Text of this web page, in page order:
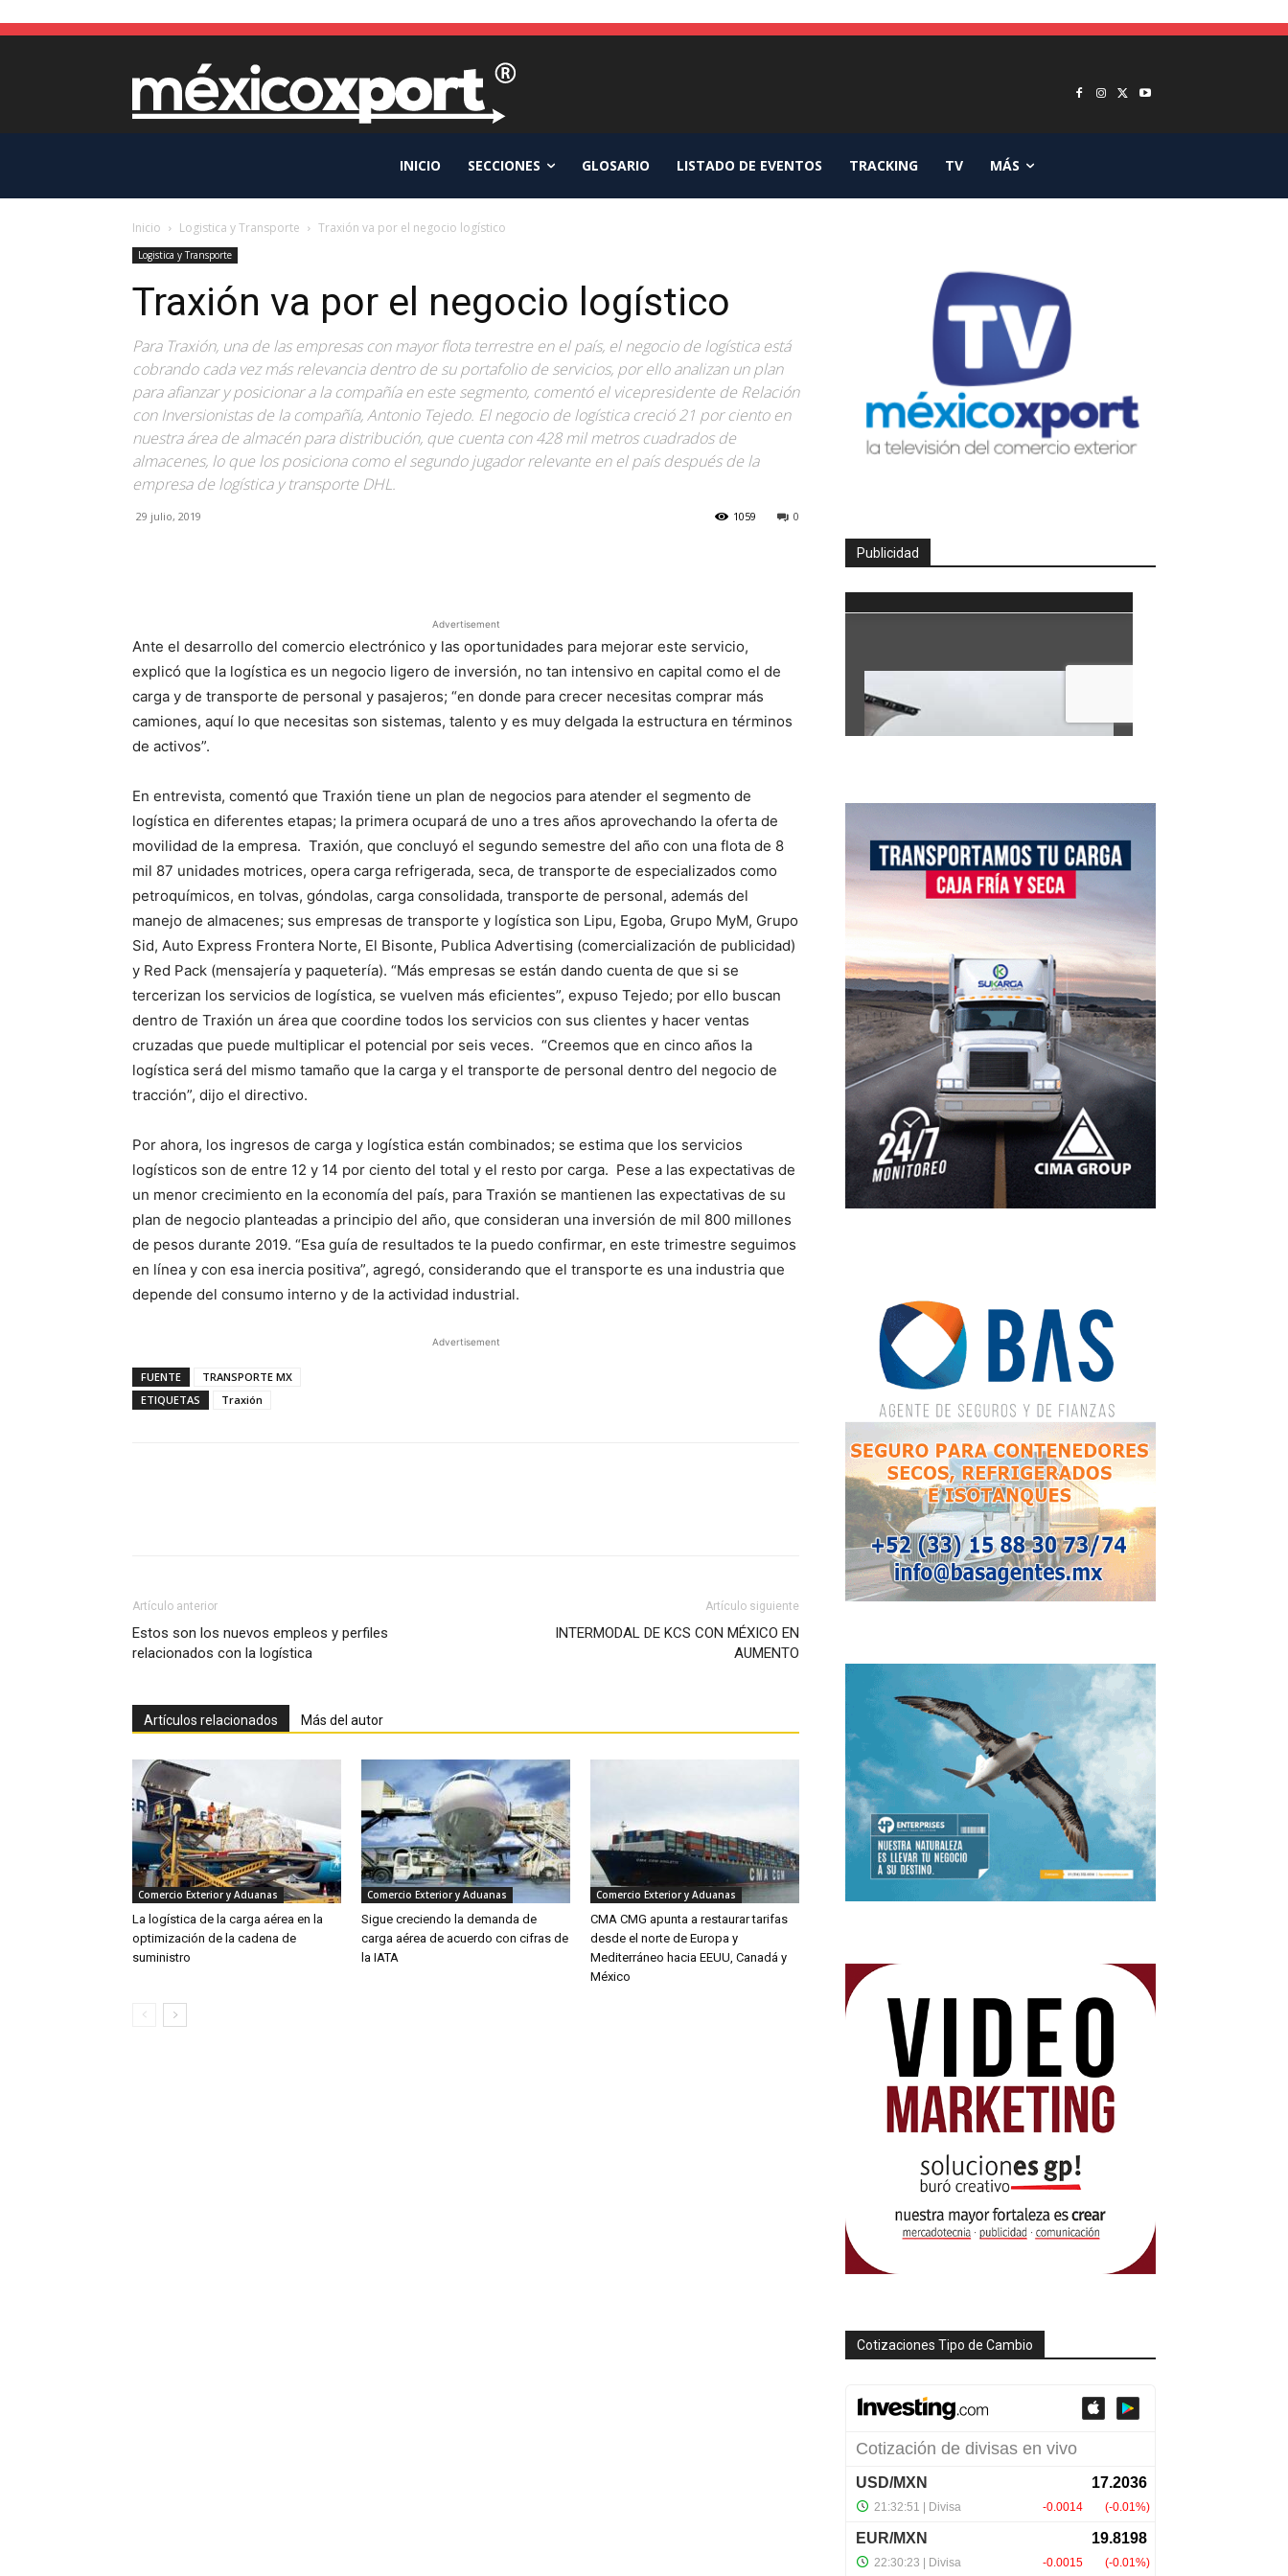
INICIO SECCIONES GLOSARIO LISTADO DE EVENTOS TRACKING TV MÁS
Inicio Logistica y Transporte Traxión va por el negocio logístico
Logistica y Transporte
Traxión va por el negocio logístico
Para Traxión, una de las empresas con mayor flota terrestre en el país, el negocio de logística está
cobrando cada vez más relevancia dentro de su portafolio de servicios, por ello analizan un plan
para afianzar y posicionar a la compañía en este segmento, comentó el vicepresidente de Relación
con Inversionistas de la compañía, Antonio Tejedo. El negocio de logística creció 21 por ciento en
nuestra área de almacén para distribución, que cuenta con 428 mil metros cuadrados de
almacenes, lo que los posiciona como el segundo jugador relevante en el país después de la
empresa de logística y transporte DHL.
29 julio, 2019 0
1059
Advertisement
Ante el desarrollo del comercio electrónico y las oportunidades para mejorar este servicio,
explicó que la logística es un negocio ligero de inversión, no tan intensivo en capital como el de
carga y de transporte de personal y pasajeros; “en donde para crecer necesitas comprar más
camiones, aquí lo que necesitas son sistemas, talento y es muy delgada la estructura en términos
de activos”.
En entrevista, comentó que Traxión tiene un plan de negocios para atender el segmento de
logística en diferentes etapas; la primera ocupará de uno a tres años aprovechando la oferta de
movilidad de la empresa. Traxión, que concluyó el segundo semestre del año con una flota de 8
mil 87 unidades motrices, opera carga refrigerada, seca, de transporte de especializados como
petroquímicos, en tolvas, góndolas, carga consolidada, transporte de personal, además del
manejo de almacenes; sus empresas de transporte y logística son Lipu, Egoba, Grupo MyM, Grupo
Sid, Auto Express Frontera Norte, El Bisonte, Publica Advertising (comercialización de publicidad)
y Red Pack (mensajería y paquetería). “Más empresas se están dando cuenta de que si se
tercerizan los servicios de logística, se vuelven más eficientes”, expuso Tejedo; por ello buscan
dentro de Traxión un área que coordine todos los servicios con sus clientes y hacer ventas
cruzadas que puede multiplicar el potencial por seis veces. “Creemos que en cinco años la
logística será del mismo tamaño que la carga y el transporte de personal dentro del negocio de
tracción”, dijo el directivo.
Por ahora, los ingresos de carga y logística están combinados; se estima que los servicios
logísticos son de entre 12 y 14 por ciento del total y el resto por carga. Pese a las expectativas de
un menor crecimiento en la economía del país, para Traxión se mantienen las expectativas de su
plan de negocio planteadas a principio del año, que consideran una inversión de mil 800 millones
de pesos durante 2019. “Esa guía de resultados te la puedo confirmar, en este trimestre seguimos
en línea y con esa inercia positiva”, agregó, considerando que el transporte es una industria que
depende del consumo interno y de la actividad industrial.
Advertisement
FUENTE
TRANSPORTE MX
ETIQUETAS
Traxión
Artículo anterior
Estos son los nuevos empleos y perfiles
relacionados con la logística
Artículo siguiente
INTERMODAL DE KCS CON MÉXICO EN
AUMENTO
Artículos relacionados Más del autor
Comercio Exterior y Aduanas
La logística de la carga aérea en la
optimización de la cadena de
suministro
Comercio Exterior y Aduanas
Sigue creciendo la demanda de
carga aérea de acuerdo con cifras de
la IATA
Comercio Exterior y Aduanas
CMA CMG apunta a restaurar tarifas
desde el norte de Europa y
Mediterráneo hacia EEUU, Canadá y
México
Publicidad
Cotizaciones Tipo de Cambio